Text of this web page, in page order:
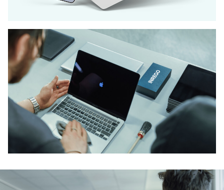
KESÄKAMPANJA: MYY IT-LAITTEET MEILLE - NOUDAMME
LAITTEET VELOITUKSETTA TILOISTANNE!
Laiterekisteri säästää aikaa ja
rahaa
Laiterekisterissä hallinnoit helposti kaikkia IT-
laitteita, niin omistettuja kuin vuokrattuja. Siirry
sinäkin automatisoituun laitehallintaan.